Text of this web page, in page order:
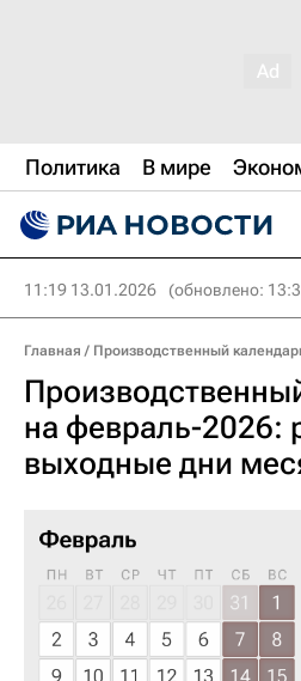
Политика В мире
11:19 13.01.2026 (обновлено:
Главная / Производственный
на февраль-2026:
выходные дни